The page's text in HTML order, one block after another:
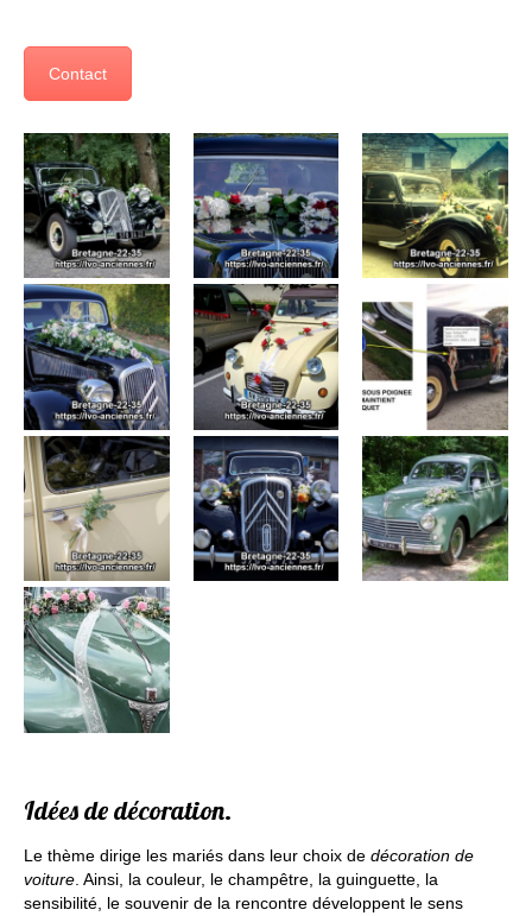
Contact
Idées de décoration.
Le thème dirige les mariés dans leur choix de décoration de
voiture. Ainsi, la couleur, le champêtre, la guinguette, la
sensibilité, le souvenir de la rencontre développent le sens